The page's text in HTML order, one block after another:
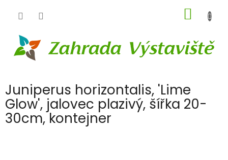
KOŠÍK
Juniperus horizontalis, 'Lime
Glow', jalovec plazivý, šířka 20-
30cm, kontejner